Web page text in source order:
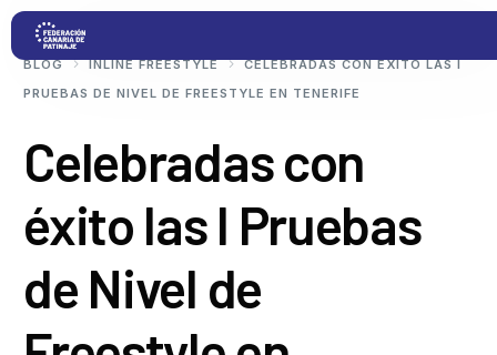
BLOG INLINE FREESTYLE
CELEBRADAS CON ÉXITO LAS I
PRUEBAS DE NIVEL DE FREESTYLE EN TENERIFE
Celebradas con
éxito las I Pruebas
de Nivel de
Proyectos
Competiciones
Clubs
Transparencia